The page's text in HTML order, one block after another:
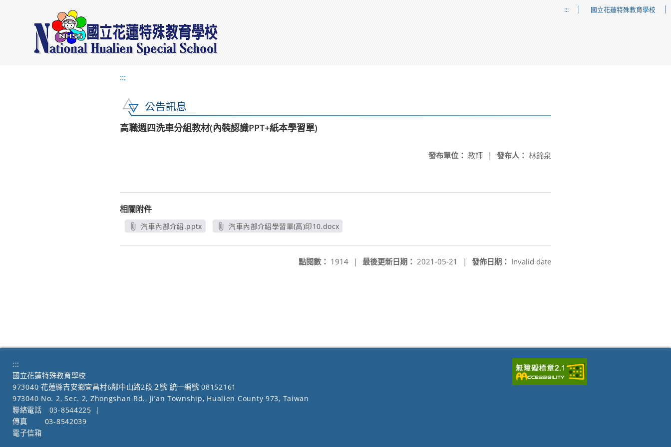
::: 國立花蓮特殊教育學校
:::
公告訊息
高職週四洗車分組教材(內裝認識PPT+紙本學習單)
發布人： 林錦泉
發布單位： 教師 |
相關附件
汽車內部介紹.pptx
汽車內部介紹學習單(高)印10.docx
發佈日期： Invalid date
最後更新日期： 2021-05-21 |
點閱數： 1914 |
:::
國立花蓮特殊教育學校
973040 花蓮縣吉安鄉宜昌村6鄰中山路2段２號 統一編號 08152161
973040 No. 2, Sec. 2, Zhongshan Rd., Ji’an Township, Hualien County 973, Taiwan
聯絡電話
03-8544225
|
傳真
03-8542039
電子信箱